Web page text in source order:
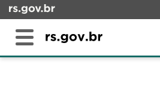
para
conteúdo
Alterna